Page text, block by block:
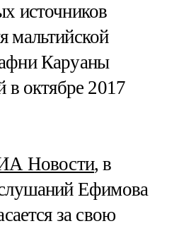
источников
мальтийской
Каруаны
в октябре 2017
Новости, в
Ефимова
за свою